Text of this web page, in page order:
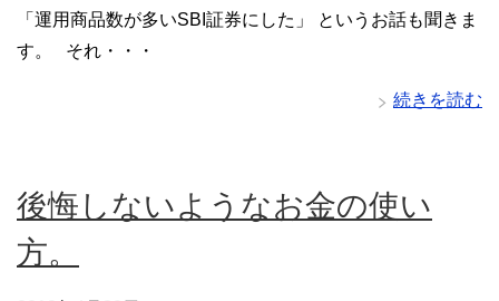
「運用商品数が多いSBI証券にした」 というお話も聞きま
す。 それ・・・
続きを読む
後悔しないようなお金の使い
方。